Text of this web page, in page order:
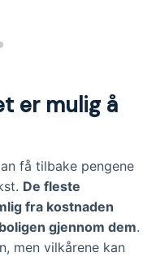
er mulig å
få tilbake pengene
De fleste
fra kostnaden
gjennom dem.
men vilkårene kan